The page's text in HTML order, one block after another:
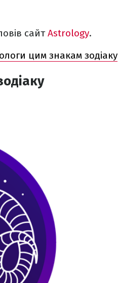
сайтAstrology.
цим знакам зодіаку